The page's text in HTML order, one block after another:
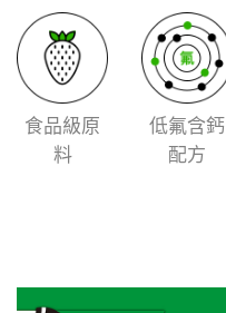
食品級原
料
低氟含鈣
配方